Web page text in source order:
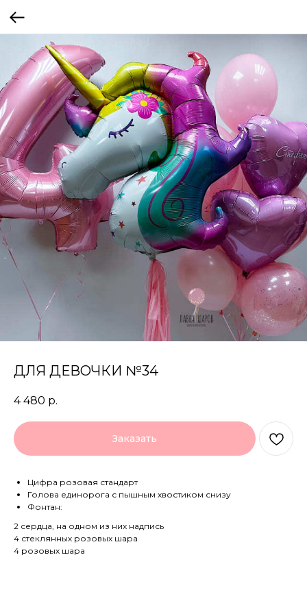
ДЛЯ ДЕВОЧКИ №34
4 480 р.
Заказать
Цифра розовая стандарт
Голова единорога с пышным хвостиком снизу
Фонтан:
2 сердца, на одном из них надпись
4 стеклянных розовых шара
4 розовых шара